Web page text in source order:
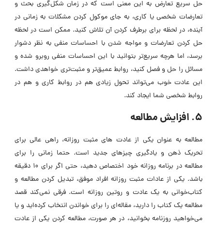
حل سریع تعارض به این معنی است که در زمان شکل‌گیری بحث و
تعارضات شخصی یا کاری، به جای موکول کردن مشکلات به زمانی در
آینده، در لحظه برای برطرف کردن آن تلاش کنید. ممکن است در لحظه
حل کردن تعارضات و مواجه شدن با احساسات منفی به نظر دشوار
برسد، اما هرچه سریع‌تر بتوانید با این احساسات منفی روبرو شده و
مسائل را حل و فصل کنید، روابط عمیق‌تر و مثبت‌تری خواهدی داشت.
این عادت خوب می‌تواند تحول زیادی هم در روابط کاری و هم در
روابط شخصی شما ایجاد کند.
5. افزایش مطالعه
مطالعه به عنوان یکی از عادت های مثبت روزانه، راهی عالی برای
تحریک ذهن و یادگیری چیزهای جدید است. حتما زمانی را برای
مطالعه در برنامه روزانه خود اختصاص دهید، حتی اگر برای 10 دقیقه
باشد. یکی از عادات مثبت روزانه افراد موفق، تبدیل کردن مطالعه و
کتاب‌خوانی به یک عادت و روتین روزانه است. فرقی نمی‌کند قصد
مطالعه یک کتاب را دارید، مقاله‌ای را برای خواندن انتخاب کرده‌اید و یا
می‌خواهید روزنامه بخوانید، در هر صورت، مطالعه کردن یکی از عادت